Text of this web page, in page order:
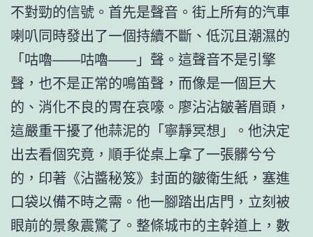
不對勁的信號。首先是聲音。街上所有的汽車
喇叭同時發出了一個持續不斷、低沉且潮濕的
「咕嚕——咕嚕——」聲。這聲音不是引擎
聲，也不是正常的鳴笛聲，而像是一個巨大
的、消化不良的胃在哀嚎。廖沾沾皺著眉頭，
這嚴重干擾了他蒜泥的「寧靜冥想」。他決定
出去看個究竟，順手從桌上拿了一張髒兮兮
的，印著《沾醬秘笈》封面的皺衛生紙，塞進
口袋以備不時之需。他一腳踏出店門，立刻被
眼前的景象震驚了。整條城市的主幹道上，數